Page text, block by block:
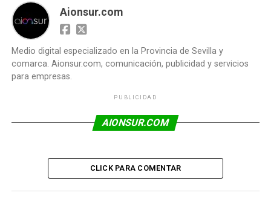
Aionsur.com
Medio digital especializado en la Provincia de Sevilla y
comarca. Aionsur.com, comunicación, publicidad y servicios
para empresas.
PUBLICIDAD
AIONSUR.COM
CLICK PARA COMENTAR